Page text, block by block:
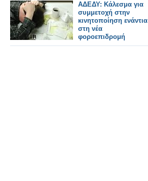
ΑΔΕΔΥ: Κάλεσμα για
συμμετοχή στην
κινητοποίηση ενάντια
στη νέα
φοροεπιδρομή